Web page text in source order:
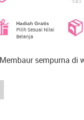
Hadiah Gratis
Pilih Sesuai Nilai
Belanja
sempurna di